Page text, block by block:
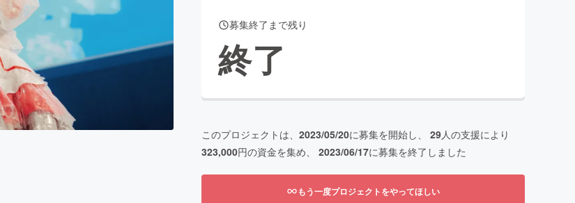
CAMPFIRE for Social Good
CAMPFIREふるさと納税machi-yaコミュニティ
募集終了まで残り
終了
このプロジェクトは、 2023/05/20に募集を開始し、 29人の支援により
323,000円の資金を集め、 2023/06/17に募集を終了しました
もう一度プロジェクトをやってほしい